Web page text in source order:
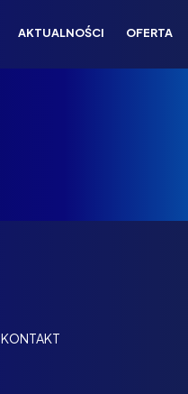
AKTUALNOŚCI OFERTA
KONTAKT